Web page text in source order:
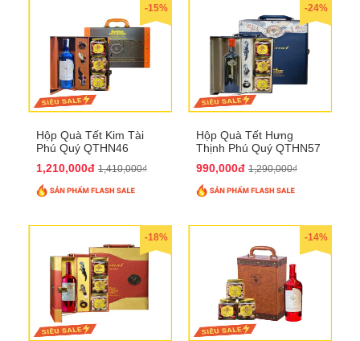
-15%
Hộp Quà Tết Kim Tài
Phú Quý QTHN46
1,210,000đ 1,410,000₫
-24%
Hộp Quà Tết Hưng
Thịnh Phú Quý QTHN57
990,000đ 1,290,000₫
-18% -14%